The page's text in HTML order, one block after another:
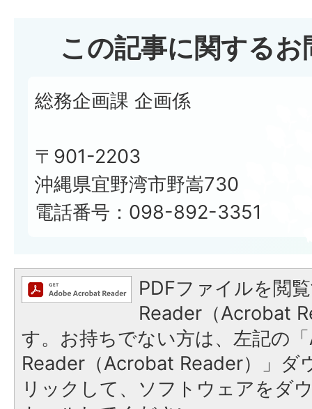
この記事に関する
総務企画課 企画係
〒901-2203
沖縄県宜野湾市野嵩730
電話番号：098-892-3351
PDFファイルを閲
Reader（Acrobat
す。お持ちでない方は、左記の
Reader（Acrobat Reader）」ダ
リックして、ソフトウェアをダ